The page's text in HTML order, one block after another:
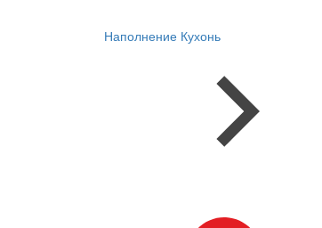
Наполнение Кухонь